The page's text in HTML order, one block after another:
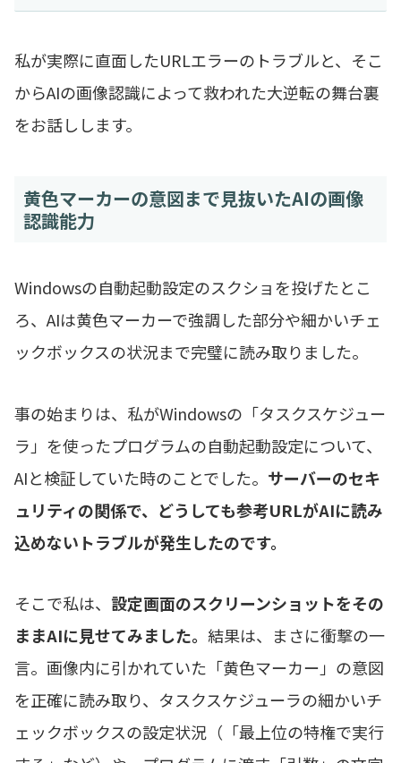
私が実際に直面したURLエラーのトラブルと、そこ
からAIの画像認識によって救われた大逆転の舞台裏
をお話しします。
黄色マーカーの意図まで見抜いたAIの画像
認識能力
Windowsの自動起動設定のスクショを投げたとこ
ろ、AIは黄色マーカーで強調した部分や細かいチェ
ックボックスの状況まで完璧に読み取りました。
事の始まりは、私がWindowsの「タスクスケジュー
ラ」を使ったプログラムの自動起動設定について、
AIと検証していた時のことでした。 サーバーのセキ
ュリティの関係で、どうしても参考URLがAIに読み
込めないトラブルが発生したのです。
そこで私は、 設定画面のスクリーンショットをその
ままAIに見せてみました。 結果は、まさに衝撃の一
言。画像内に引かれていた「黄色マーカー」の意図
を正確に読み取り、タスクスケジューラの細かいチ
ェックボックスの設定状況（「最上位の特権で実行